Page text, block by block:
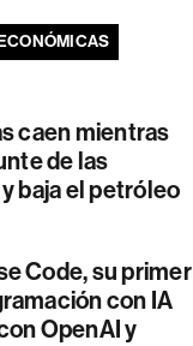
caen mientras
de las
baja el petróleo
Code, su primer
con IA
OpenAI y